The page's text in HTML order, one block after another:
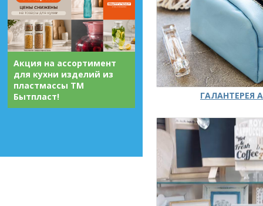
Акция на ассортимент
для кухни изделий из
пластмассы ТМ
Бытпласт!
ГАЛАНТЕРЕЯ